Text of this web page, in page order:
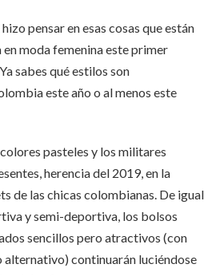
pensar en esas cosas que están
moda femenina este primer
sabes qué estilos son
este año o al menos este
pasteles y los militares
herencia del 2019, en la
de las chicas colombianas. De igual
y semi-deportiva, los bolsos
sencillos pero atractivos (con
continuarán luciéndose